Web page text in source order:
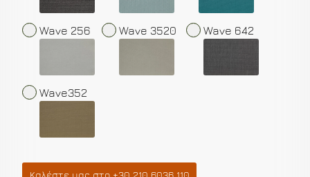
Wave 256 Wave 3520 Wave 642
Wave352
Καλέστε μας στο +30 210 6036 110